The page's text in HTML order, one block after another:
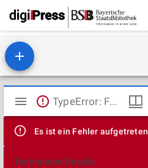
Mirador
Viewer
TypeError: Failed to fetch
Es ist ein Fehler aufgetreten
Technische Details